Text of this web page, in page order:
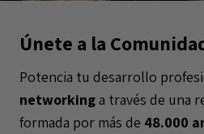
Únete a la
Potencia tu desarrollo
networkinga través de una
formada por más de 48.000